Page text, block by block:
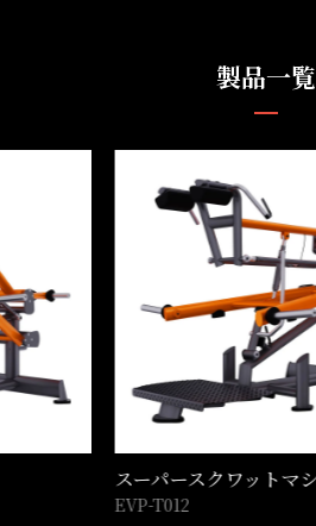
製品一覧
レッグプレスブリッジ
EVP-T015